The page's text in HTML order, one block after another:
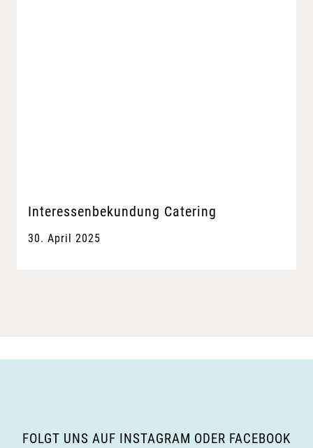
Interessenbekundung Catering
30. April 2025
FOLGT UNS AUF INSTAGRAM ODER FACEBOOK